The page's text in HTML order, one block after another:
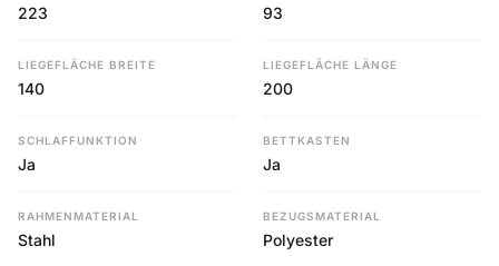
223 93
LIEGEFLÄCHE BREITE
140
LIEGEFLÄCHE LÄNGE
200
SCHLAFFUNKTION
Ja
BETTKASTEN
Ja
RAHMENMATERIAL
Stahl
BEZUGSMATERIAL
Polyester